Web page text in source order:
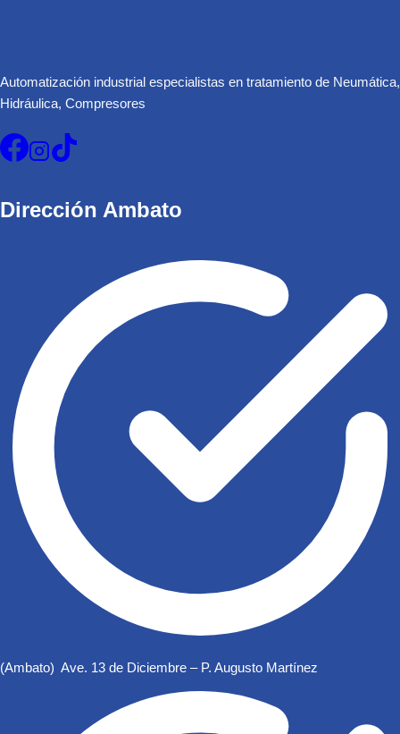
Automatización industrial especialistas en tratamiento de Neumática,
Hidráulica, Compresores
Dirección Ambato
(Ambato) Ave. 13 de Diciembre – P. Augusto Martínez